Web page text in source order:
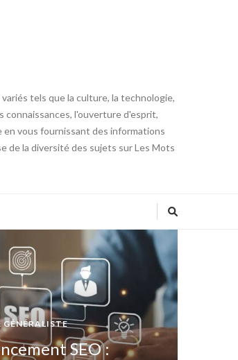
tels que la culture, la technologie,
connaissances, l'ouverture d'esprit,
vous fournissant des informations
de la diversité des sujets sur Les Mots
SEO :